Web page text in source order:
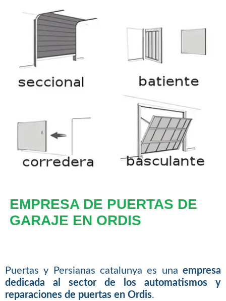
EMPRESA DE PUERTAS DE
GARAJE EN ORDIS
Puertas y Persianas catalunya es unaempresa
dedicada al sector de los automatismos y
reparaciones de puertas en Ordis.